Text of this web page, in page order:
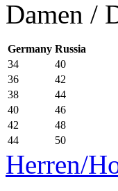
Damen /
Germany Russia
34
40
36
42
38
44
40
46
42
48
44
50
Herren/